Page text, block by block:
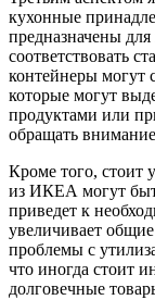
кухонные
предназначены
соответствовать
контейнеры могут
которые могут
продуктами или
обращать
Кроме того, стоит
из ИКЕА могут
приведет к
увеличивает
проблемы с
что иногда стоит
долговечные